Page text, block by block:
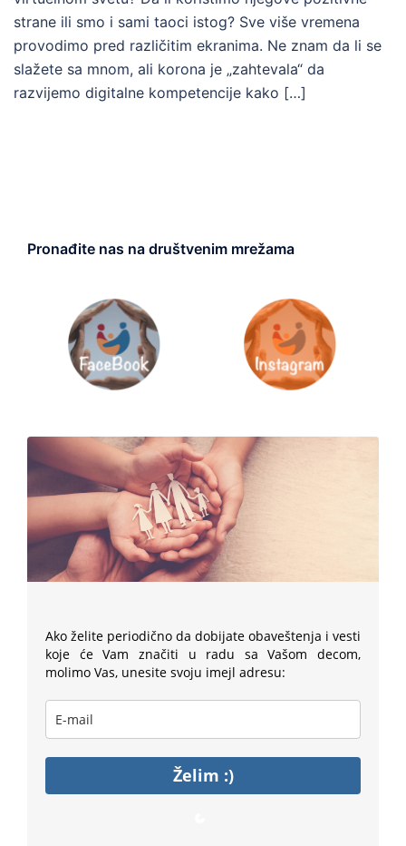
strane ili smo i sami taoci istog? Sve više vremena
provodimo pred različitim ekranima. Ne znam da li se
slažete sa mnom, ali korona je „zahtevala“ da
razvijemo digitalne kompetencije kako […]
Pronađite nas na društvenim mrežama
Ako želite periodično da dobijate obaveštenja i vesti
koje će Vam značiti u radu sa Vašom decom,
molimo Vas, unesite svoju imejl adresu:
Želim :)